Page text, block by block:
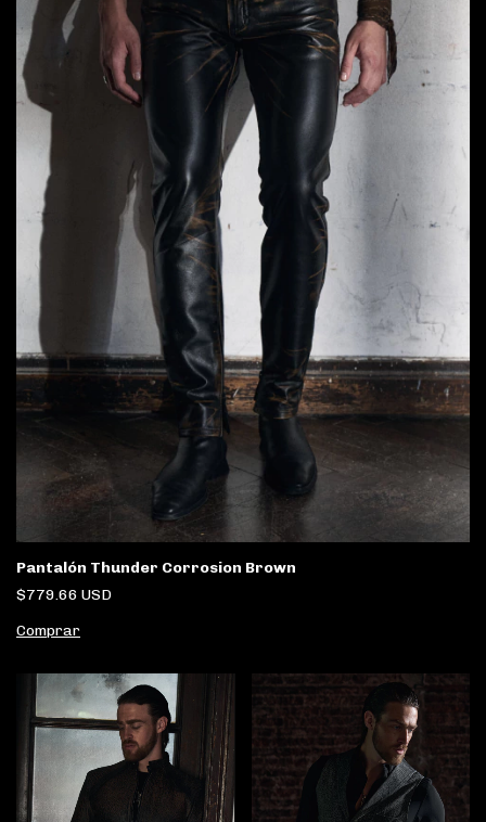
Pantalón Thunder Corrosion Brown
$779.66 USD
Comprar